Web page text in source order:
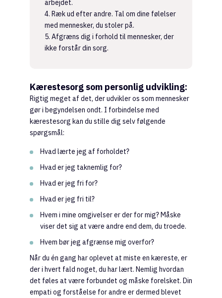
arbejdet.
4. Ræk ud efter andre. Tal om dine følelser
med mennesker, du stoler på.
5. Afgræns dig i forhold til mennesker, der
ikke forstår din sorg.
Kærestesorg som personlig udvikling:
Rigtig meget af det, der udvikler os som mennesker
gør i begyndelsen ondt. I forbindelse med
kærestesorg kan du stille dig selv følgende
spørgsmål:
Hvad lærte jeg af forholdet?
Hvad er jeg taknemlig for?
Hvad er jeg fri for?
Hvad er jeg fri til?
Hvem i mine omgivelser er der for mig? Måske
viser det sig at være andre end dem, du troede.
Hvem bør jeg afgrænse mig overfor?
Når du én gang har oplevet at miste en kæreste, er
der i hvert fald noget, du har lært. Nemlig hvordan
det føles at være forbundet og måske forelsket. Din
empati og forståelse for andre er dermed blevet